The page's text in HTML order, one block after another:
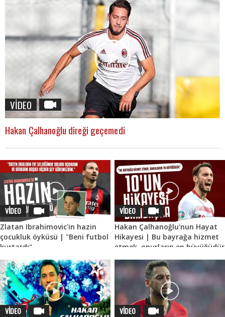
VİDEO
Hakan Çalhanoğlu direği geçemedi
VİDEO
Zlatan Ibrahimovic'in hazin
çocukluk öyküsü | "Beni futbol
kurtardı"
VİDEO
Hakan Çalhanoğlu'nun Hayat
Hikayesi | Bu bayrağa hizmet
etmek, onurların en büyüğüdür
VİDEO VİDEO